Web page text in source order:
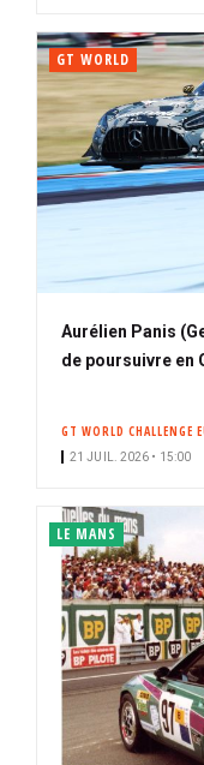
GT WORLD
Aurélien Panis
de poursuivre en
GT WORLD CHALLENGE
21 JUIL. 2026 • 15:00
LE MANS